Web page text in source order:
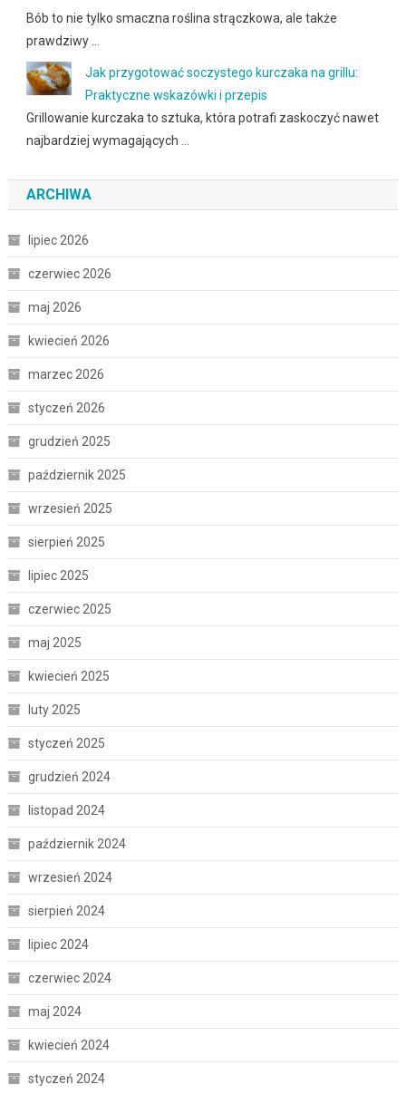
Bób to nie tylko smaczna roślina strączkowa, ale także
prawdziwy …
Jak przygotować soczystego kurczaka na grillu:
Praktyczne wskazówki i przepis
Grillowanie kurczaka to sztuka, która potrafi zaskoczyć nawet
najbardziej wymagających …
ARCHIWA
lipiec 2026
czerwiec 2026
maj 2026
kwiecień 2026
marzec 2026
styczeń 2026
grudzień 2025
październik 2025
wrzesień 2025
sierpień 2025
lipiec 2025
czerwiec 2025
maj 2025
kwiecień 2025
luty 2025
styczeń 2025
grudzień 2024
listopad 2024
październik 2024
wrzesień 2024
sierpień 2024
lipiec 2024
czerwiec 2024
maj 2024
kwiecień 2024
styczeń 2024